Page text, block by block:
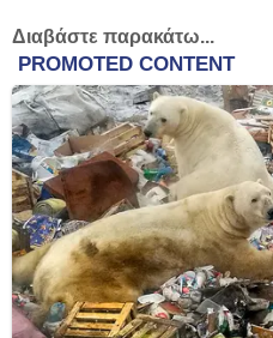
Διαβάστε παρακάτω...